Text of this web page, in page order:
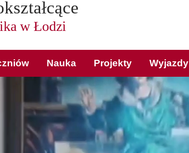
w Łodzi
Nauka Projekty Wyjazdy